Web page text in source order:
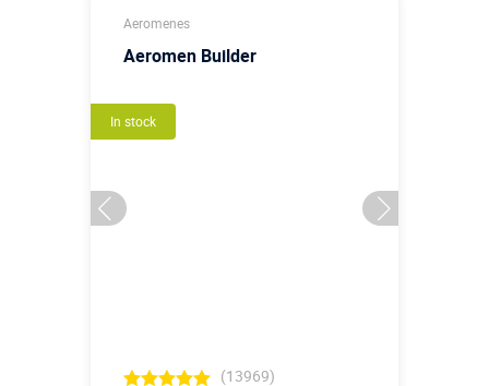
Aeromenes
Aeromen Builder
In stock
(13969)